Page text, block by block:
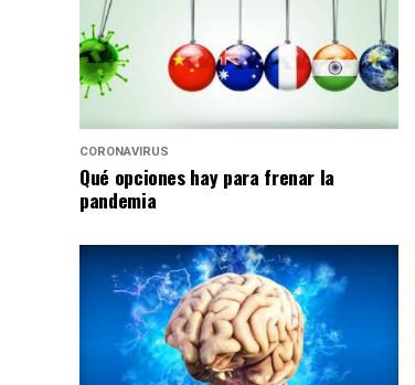
CORONAVIRUS
Qué opciones hay para frenar la
pandemia